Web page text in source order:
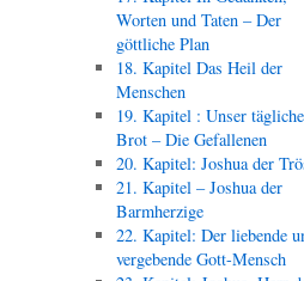
Worten und Taten – Der
göttliche Plan
18. Kapitel Das Heil der
Menschen
19. Kapitel : Unser
Brot – Die Gefallenen
20. Kapitel: Joshua der
21. Kapitel – Joshua der
Barmherzige
22. Kapitel: Der liebende
vergebende Gott-Mensch